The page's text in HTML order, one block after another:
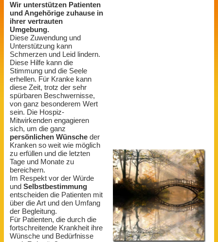
Erfahrungen
Wir unterstützen Patienten
und Angehörige zuhause in
ihrer vertrauten
Umgebung.
Diese Zuwendung und
Unterstützung kann
Schmerzen und Leid lindern.
Diese Hilfe kann die
Stimmung und die Seele
erhellen. Für Kranke kann
diese Zeit, trotz der sehr
spürbaren Beschwernisse,
von ganz besonderem Wert
sein. Die Hospiz-
Mitwirkenden engagieren
sich, um die ganz
persönlichen Wünsche der
Kranken so weit wie möglich
zu erfüllen und die letzten
Tage und Monate zu
bereichern.
Im Respekt vor der Würde
und Selbstbestimmung
entscheiden die Patienten mit
über die Art und den Umfang
der Begleitung.
Für Patienten, die durch die
fortschreitende Krankheit ihre
Wünsche und Bedürfnisse